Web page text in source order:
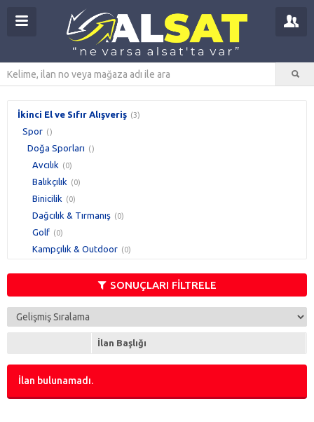
İkinci El ve Sıfır Alışveriş (3)
Spor ()
Doğa Sporları ()
Avcılık (0)
Balıkçılık (0)
Binicilik (0)
Dağcılık & Tırmanış (0)
Golf (0)
Kampçılık & Outdoor (0)
SONUÇLARI FİLTRELE
İlan Başlığı
İlan bulunamadı.